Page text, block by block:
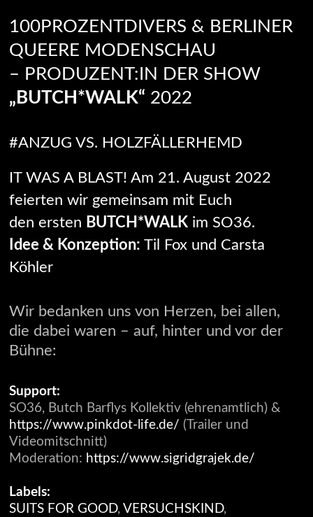
100PROZENTDIVERS & BERLINER
QUEERE MODENSCHAU
– PRODUZENT:IN DER SHOW
„BUTCH*WALK“ 2022
#ANZUG VS. HOLZFÄLLERHEMD
IT WAS A BLAST! Am 21. August 2022
feierten wir gemeinsam mit Euch
den ersten BUTCH*WALK im SO36.
Idee & Konzeption: Til Fox und Carsta
Köhler
Wir bedanken uns von Herzen, bei allen,
die dabei waren – auf, hinter und vor der
Bühne:
Support:
SO36, Butch Barflys Kollektiv (ehrenamtlich) &
https://www.pinkdot-life.de/ (Trailer und
Videomitschnitt)
Moderation: https://www.sigridgrajek.de/
Labels:
SUITS FOR GOOD, VERSUCHSKIND,